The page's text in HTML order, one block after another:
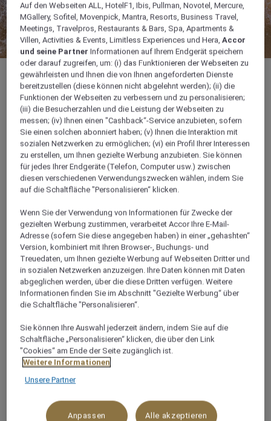
Über
Besuchen Sie die Stadt Chiang Mai im Norden
Thailands, wo Mövenpick Hotels & Resorts Sie im
Suriwongse Hotel Chiang Mai willkommen heisst.
Chiang Mai ist eine Stadt voller buddhistischer
Tempel, verlockenden Strassenmärkten und
den Nachtbasar der Stadt oder bewundern Sie den
heiligen Tempel von Wat Phra Singh. Erkunden Sie den
Nationalpark Doi Suthep-Pui mit den beiden Bergen
Doi Suthep und Doi Pui sowie beeindruckenden
Wasserfällen wie dem Nam Tok Monthathon. Im Park
kann man sogar schwimmen gehen.
UNSERE HOTELS CHIANG
Auf den Webseiten ALL, HotelF1, Ibis, Pullman, Novotel, Mercure,
MGallery, Sofitel, Movenpick, Mantra, Resorts, Business Travel,
Meetings, Travelpros, Restaurants & Bars, Spa, Apartments &
Villen, Activities & Events, Limitless Experiences und Hera,Accor
und seine Partner Informationen auf Ihrem Endgerät speichern
oder darauf zugreifen, um: (i) das Funktionieren der Webseiten zu
gewährleisten und Ihnen die von Ihnen angeforderten Dienste
bereitzustellen (diese können nicht abgelehnt werden); (ii) die
Funktionen der Webseiten zu verbessern und zu personalisieren;
(iii) die Besucherzahlen und die Leistung der Webseiten zu
messen; (iv) Ihnen einen "Cashback“-Service anzubieten, sofern
Sie einen solchen abonniert haben; (v) Ihnen die Interaktion mit
sozialen Netzwerken zu ermöglichen; (vi) ein Profil Ihrer Interessen
zu erstellen, um Ihnen gezielte Werbung anzubieten. Sie können
für jedes Ihrer Endgeräte (Telefon, Computer usw.) zwischen
diesen verschiedenen Verwendungszwecken wählen, indem Sie
auf die Schaltfläche "Personalisieren“ klicken.
Wenn Sie der Verwendung von Informationen für Zwecke der
gezielten Werbung zustimmen, verarbeitet Accor Ihre E-Mail-
Adresse (sofern Sie diese angegeben haben) in einer „gehashten“
Version, kombiniert mit Ihren Browser-, Buchungs- und
Treuedaten, um Ihnen gezielte Werbung auf Webseiten Dritter und
in sozialen Netzwerken anzuzeigen. Ihre Daten können mit Daten
abgeglichen werden, über die diese Dritten verfügen. Weitere
Informationen finden Sie im Abschnitt "Gezielte Werbung“ über
die Schaltfläche "Personalisieren“.
Sie können Ihre Auswahl jederzeit ändern, indem Sie auf die
Schaltfläche „Personalisieren“ klicken, die über den Link
"Cookies“ am Ende der Seite zugänglich ist.
Weitere Informationen
Unsere Partner
Anpassen Alle akzeptieren